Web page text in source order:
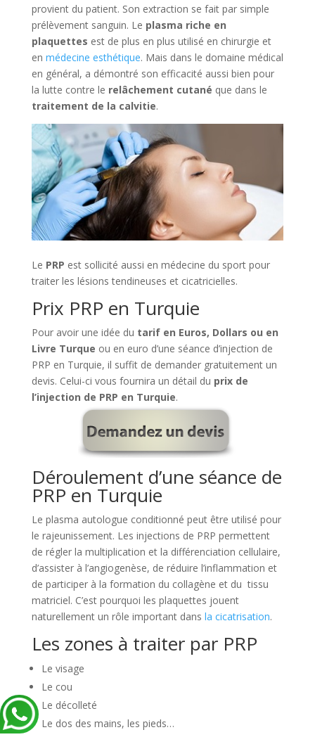
provient du patient. Son extraction se fait par simple
prélèvement sanguin. Le plasma riche en
plaquettes est de plus en plus utilisé en chirurgie et
en médecine esthétique. Mais dans le domaine médical
en général, a démontré son efficacité aussi bien pour
la lutte contre le relâchement cutané que dans le
traitement de la calvitie.
Le PRP est sollicité aussi en médecine du sport pour
traiter les lésions tendineuses et cicatricielles.
Prix PRP en Turquie
Pour avoir une idée du tarif en Euros, Dollars ou en
Livre Turque ou en euro d’une séance d’injection de
PRP en Turquie, il suffit de demander gratuitement un
devis. Celui-ci vous fournira un détail du prix de
l’injection de PRP en Turquie.
Déroulement d’une séance de
PRP en Turquie
Le plasma autologue conditionné peut être utilisé pour
le rajeunissement. Les injections de PRP permettent
de régler la multiplication et la différenciation cellulaire,
d’assister à l’angiogenèse, de réduire l’inflammation et
de participer à la formation du collagène et du tissu
matriciel. C’est pourquoi les plaquettes jouent
naturellement un rôle important dans la cicatrisation.
Les zones à traiter par PRP
Le visage
Le cou
Le décolleté
Le dos des mains, les pieds…